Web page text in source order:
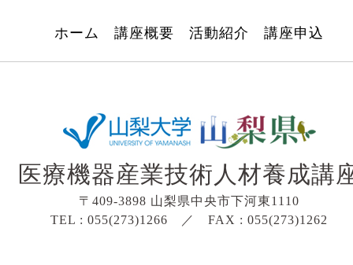
ホーム 講座概要 活動紹介 講座申込
医療機器産業技術人材養成講
〒409-3898 山梨県中央市下河東1110
TEL : 055(273)1266 ／ FAX : 055(273)1262